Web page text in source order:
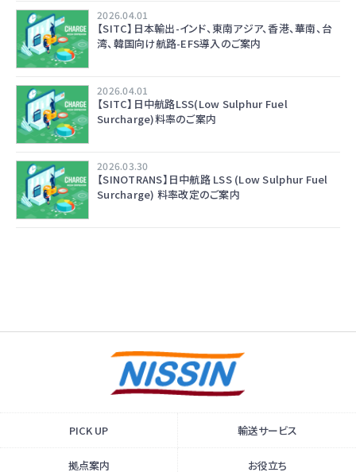
2026.04.01
【SITC】日本輸出-インド、東南アジア、香港、華南、台
湾、韓国向け航路-EFS導入のご案内
2026.04.01
【SITC】日中航路LSS(Low Sulphur Fuel
Surcharge)料率のご案内
2026.03.30
【SINOTRANS】日中航路 LSS (Low Sulphur Fuel
Surcharge) 料率改定のご案内
PICK UP 輸送サービス
拠点案内 お役立ち